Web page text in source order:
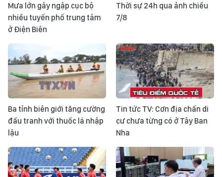
Mưa lớn gây ngập cục bộ
nhiều tuyến phố trung tâm
ở Điện Biên
Thời sự 24h qua ảnh chiều
7/8
Ba tỉnh biên giới tăng cường
đấu tranh với thuốc lá nhập
lậu
Tin tức TV: Cơn địa chấn di
cư chưa từng có ở Tây Ban
Nha